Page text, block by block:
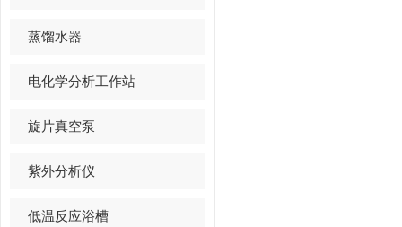
蒸馏水器
电化学分析工作站
旋片真空泵
紫外分析仪
低温反应浴槽